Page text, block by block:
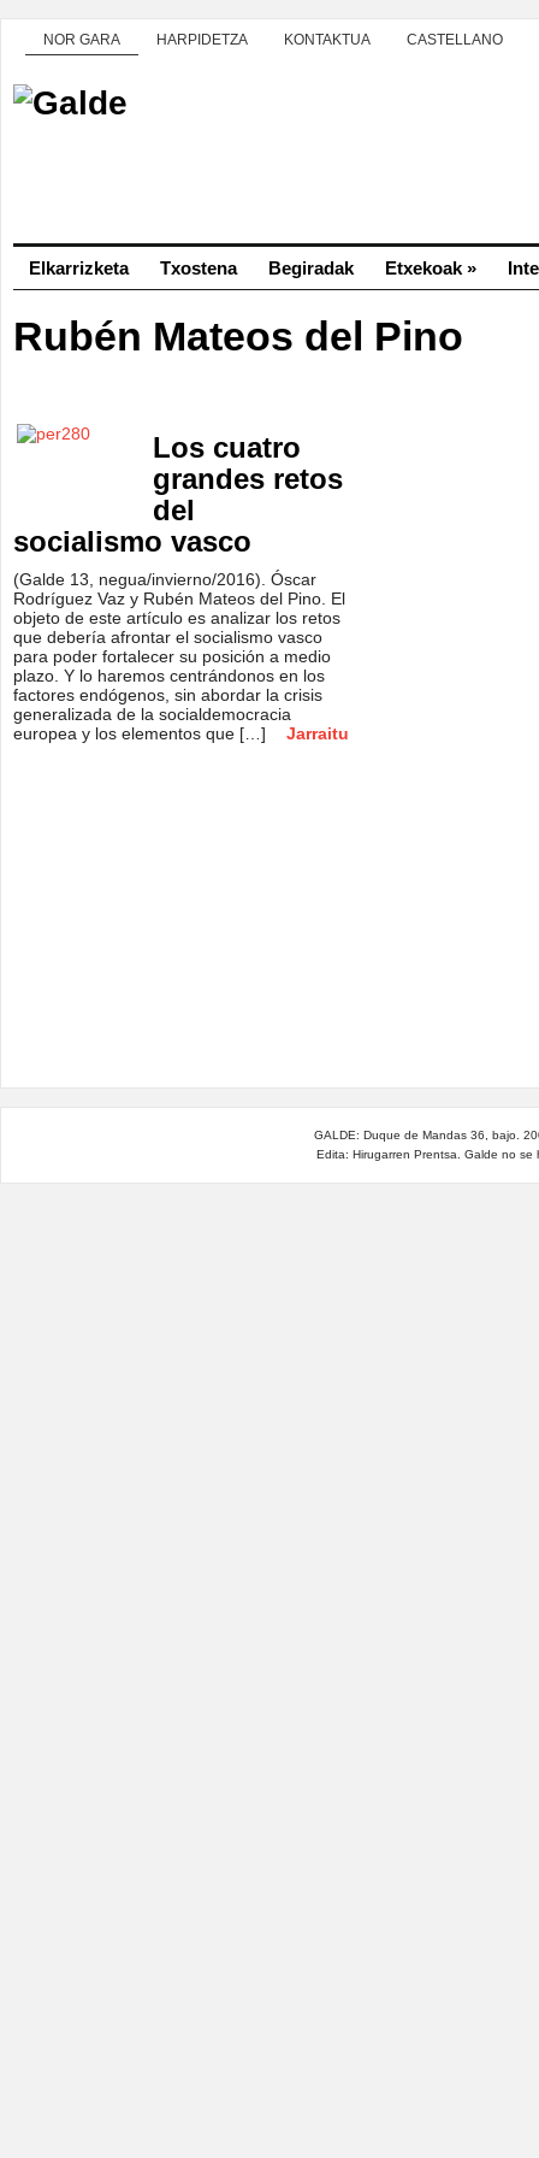
NOR GARA HARPIDETZA KONTAKTUA CASTELLANO
Elkarrizketa Txostena Begiradak Etxekoak »
Rubén Mateos del Pino
Los cuatro
grandes retos
del
socialismo vasco
(Galde 13, negua/invierno/2016). Óscar
Rodríguez Vaz y Rubén Mateos del Pino. El
objeto de este artículo es analizar los retos
que debería afrontar el socialismo vasco
para poder fortalecer su posición a medio
plazo. Y lo haremos centrándonos en los
factores endógenos, sin abordar la crisis
generalizada de la socialdemocracia
europea y los elementos que […]
Jarraitu
GALDE: Duque de Mandas 36, bajo.
Edita: Hirugarren Prentsa. Galde no